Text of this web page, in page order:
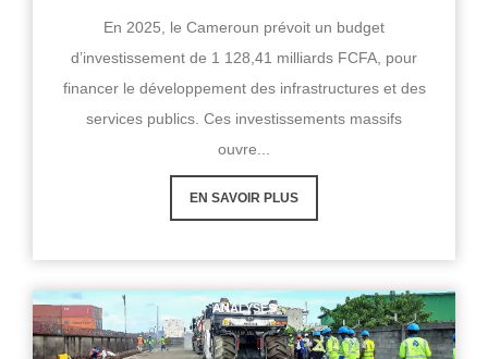
En 2025, le Cameroun prévoit un budget
d’investissement de 1 128,41 milliards FCFA, pour
financer le développement des infrastructures et des
services publics. Ces investissements massifs
ouvre...
EN SAVOIR PLUS
ANALYSES